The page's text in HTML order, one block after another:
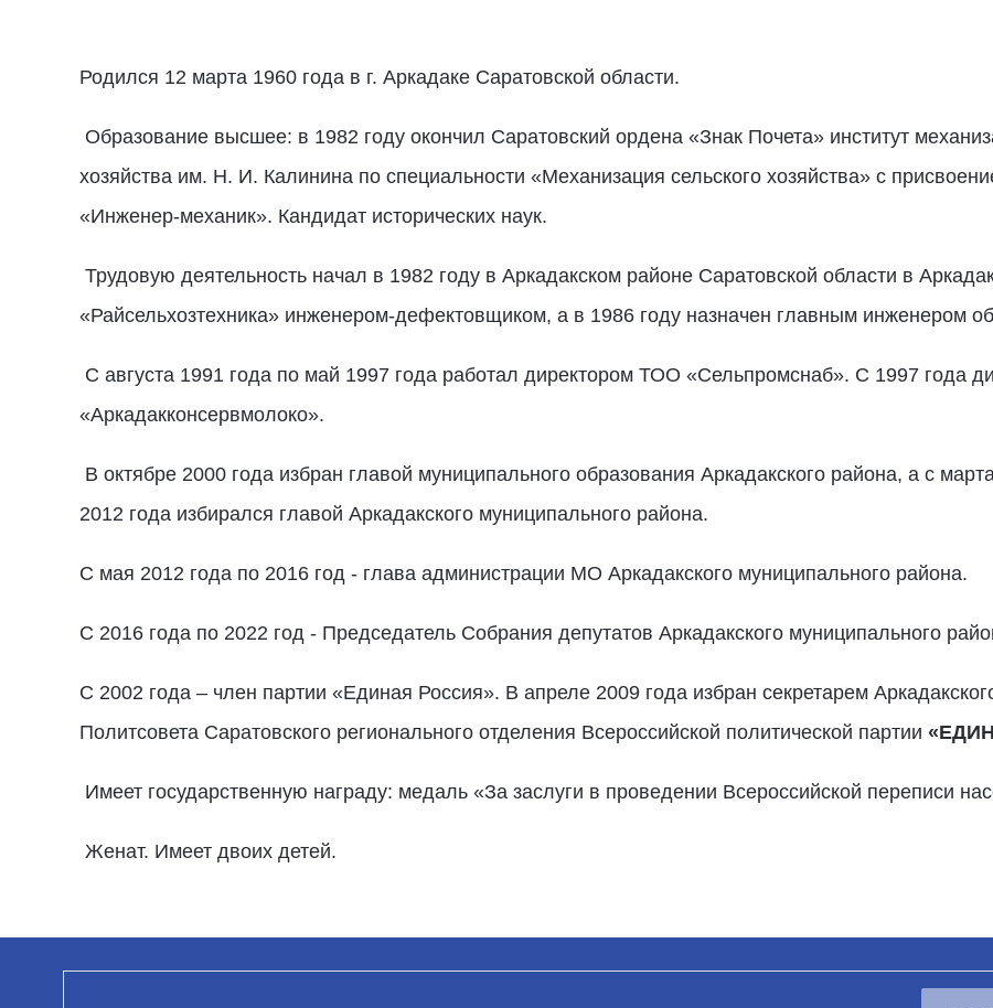
Родился 12 марта 1960 года в г. Аркадаке Саратовской области.
Образование высшее: в 1982 году окончил Саратовский ордена «Знак Почета» институт
хозяйства им. Н. И. Калинина по специальности «Механизация сельского хозяйства» с
«Инженер-механик». Кандидат исторических наук.
Трудовую деятельность начал в 1982 году в Аркадакском районе Саратовской области в
«Райсельхозтехника» инженером-дефектовщиком, а в 1986 году назначен главным инженером
С августа 1991 года по май 1997 года работал директором ТОО «Сельпромснаб». С 1997 года
«Аркадакконсервмолоко».
В октябре 2000 года избран главой муниципального образования Аркадакского района, а с
2012 года избирался главой Аркадакского муниципального района.
С мая 2012 года по 2016 год - глава администрации МО Аркадакского муниципального района.
С 2016 года по 2022 год - Председатель Собрания депутатов Аркадакского муниципального
С 2002 года – член партии «Единая Россия». В апреле 2009 года избран секретарем
Политсовета Саратовского регионального отделения Всероссийской политической партии
Имеет государственную награду: медаль «За заслуги в проведении Всероссийской переписи
Женат. Имеет двоих детей.